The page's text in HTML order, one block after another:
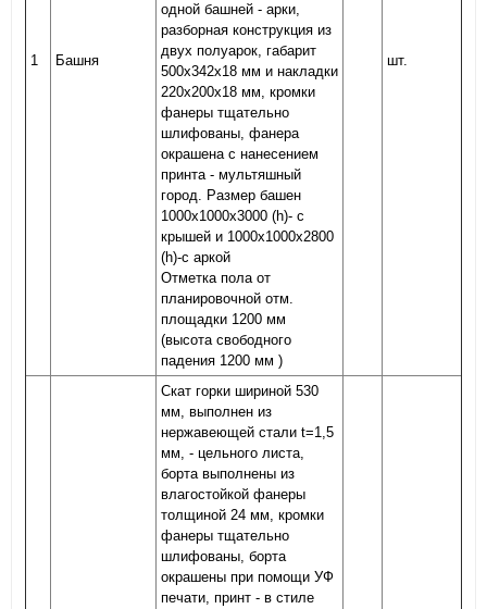
1 Башня
одной башней - арки,
разборная конструкция из
двух полуарок, габарит
500х342х18 мм и накладки
220х200х18 мм, кромки
фанеры тщательно
шлифованы, фанера
окрашена с нанесением
принта - мультяшный
город. Размер башен
1000х1000х3000 (h)- с
крышей и 1000х1000х2800
(h)-с аркой
Отметка пола от
планировочной отм.
площадки 1200 мм
(высота свободного
падения 1200 мм )
шт.
Скат горки шириной 530
мм, выполнен из
нержавеющей стали t=1,5
мм, - цельного листа,
борта выполнены из
влагостойкой фанеры
толщиной 24 мм, кромки
фанеры тщательно
шлифованы, борта
окрашены при помощи УФ
печати, принт - в стиле